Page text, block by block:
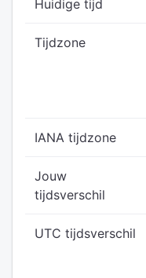
Huidige tijd
Tijdzone
IANA tijdzone
Jouw
tijdsverschil
UTC tijdsverschil